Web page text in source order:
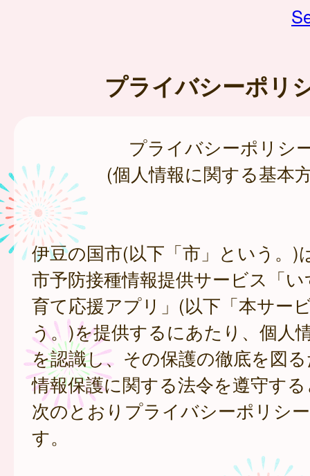
プライバシーポリ
プライバシーポリシ
(個人情報に関する基本
伊豆の国市(以下「市」という。)
市予防接種情報提供サービス「
育て応援アプリ」(以下「本サー
う。)を提供するにあたり、個人
を認識し、その保護の徹底を図
情報保護に関する法令を遵守す
次のとおりプライバシーポリシ
す。